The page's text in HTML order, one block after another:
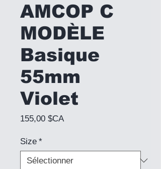
AMCOP C
MODÈLE
Basique
55mm
Violet
155,00 $CAPrix
Size *